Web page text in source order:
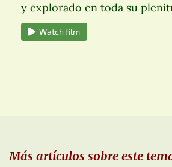
y explorado en toda su
Watch film
Más artículos sobre este